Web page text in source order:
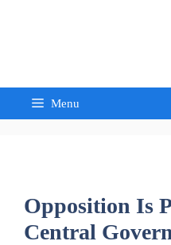
Menu
Opposition Is
Central